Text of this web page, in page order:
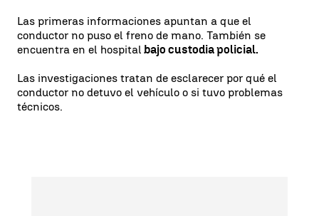
Las primeras informaciones apuntan a que el
conductor no puso el freno de mano. También se
encuentra en el hospital bajo custodia policial.
Las investigaciones tratan de esclarecer por qué el
conductor no detuvo el vehículo o si tuvo problemas
técnicos.